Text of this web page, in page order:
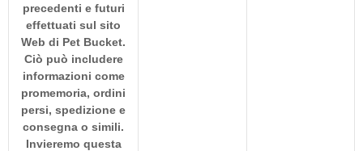
precedenti e futuri
effettuati sul sito
Web di Pet Bucket.
Ciò può includere
informazioni come
promemoria, ordini
persi, spedizione e
consegna o simili.
Invieremo questa